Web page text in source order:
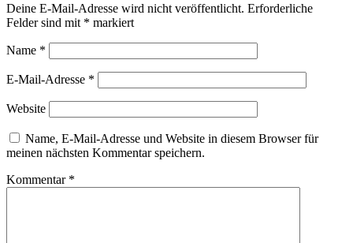
Deine E-Mail-Adresse wird nicht veröffentlicht. Erforderliche
Felder sind mit * markiert
Name *
E-Mail-Adresse *
Website
Name, E-Mail-Adresse und Website in diesem Browser für
meinen nächsten Kommentar speichern.
Kommentar *